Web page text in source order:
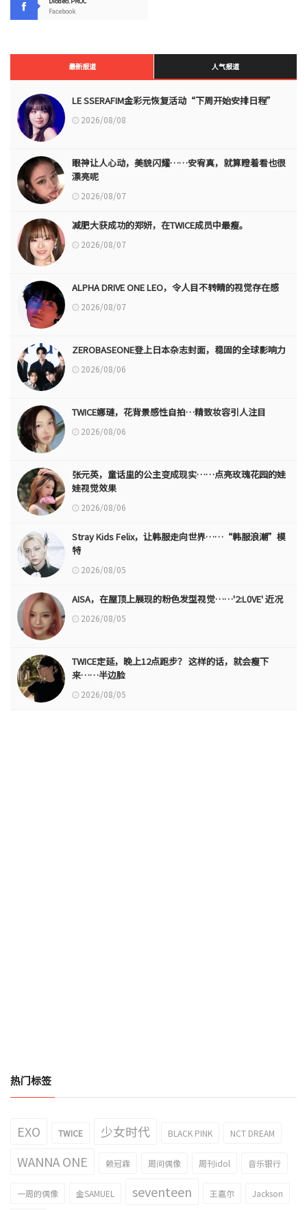
Facebook
最新报道 人气报道
LE SSERAFIM金彩元恢复活动“下周开始安排日程”
2026/08/08
眼神让人心动，美貌闪耀……安宥真，就算瞪着看也很
漂亮呢
2026/08/07
减肥大获成功的郑妍，在TWICE成员中最瘦。
2026/08/07
ALPHA DRIVE ONE LEO，令人目不转睛的视觉存在感
2026/08/07
ZEROBASEONE登上日本杂志封面，稳固的全球影响力
2026/08/06
TWICE娜璉，花背景感性自拍…精致妆容引人注目
2026/08/06
张元英，童话里的公主变成现实……点亮玫瑰花园的娃
娃视觉效果
2026/08/06
Stray Kids Felix，让韩服走向世界……“韩服浪潮”模
特
2026/08/05
AISA，在屋顶上展现的粉色发型视觉……'2:L0VE' 近况
2026/08/05
TWICE定延，晚上12点跑步？ 这样的话，就会瘦下
来……半边脸
2026/08/05
热门标签
EXO TWICE 少女时代 BLACK PINK NCT DREAM
WANNA ONE 赖冠霖 周间偶像 周刊idol 音乐银行
一周的偶像 金SAMUEL seventeen 王嘉尔 Jackson